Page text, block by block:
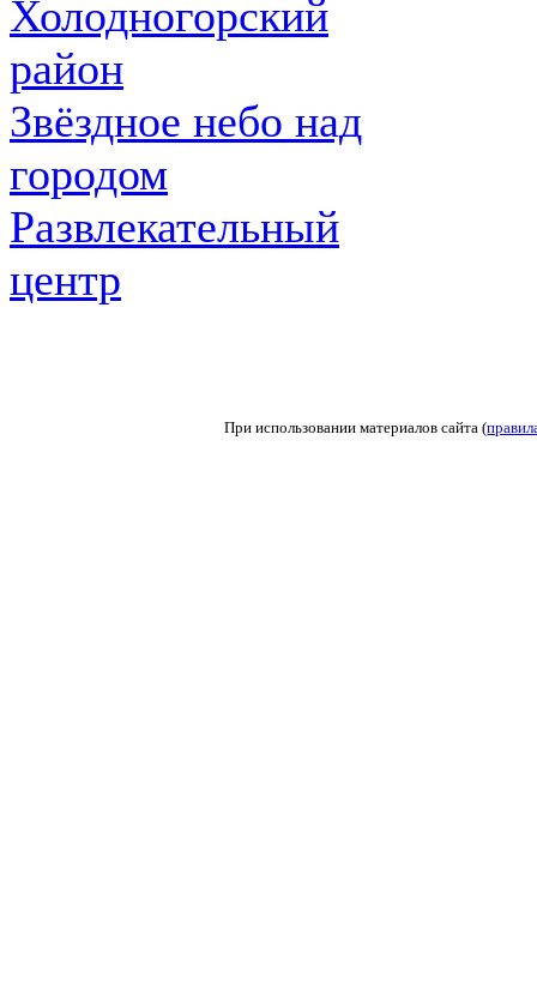
Холодногорский
район
Звёздное небо над
городом
Развлекательный
центр
При использовании материалов сайта (